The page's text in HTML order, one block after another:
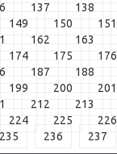
137 138
149 150 151
162 163
174 175 176
187 188
199 200 201
212 213
224 225 226
235 236 237